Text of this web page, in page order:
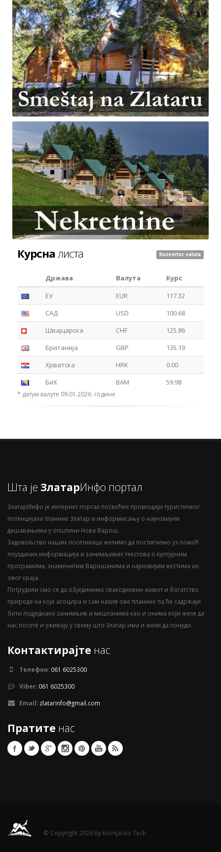
Курсна листа Konvertor valuta
Држава Валута
Курс
ЕУ
EUR
117.32
САД
USD
100.68
Швајцарска
CHF
125.86
Британија
GBP
135.19
Хрватска
HRK
0.00
БиХ
BAM 59.98
* датум валуте 09.01.2026. године
Шта је ЗлатарИнфо портал
ЗлатарИнфо је интернет портал посвећен промоцији туристичког
потенцијала планине Златар и информисању о најновијим
дешавањима у општини Нова Варош.
Задовољство наших посетилаца желимо да постигнемо уз помоћ
поузданих информација и занимљивих текстова о културним
програмима, знаменитим Варошанима и најновијим вестима из
овог краја.
Потрудили смо се да објединимо свакодневни живот и богатство
природе на које асоцира и сам назив ове планине па ће садржаји
бити подједнако занимљив и мештанима као и онима који желе да
нас посете и уживају у свему што Златар има и жели да понуди.
Контактирајте нас
Телефон: 061 6025300
Viber: 061 6025300
Email: zlatarinfo@gmail.com
Пратите нас
© Copyright 2026 by Kornjačos Tech